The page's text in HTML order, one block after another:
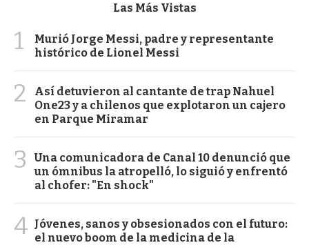
Las Más Vistas
1
Murió Jorge Messi, padre y representante
histórico de Lionel Messi
2
Así detuvieron al cantante de trap Nahuel
One23 y a chilenos que explotaron un cajero
en Parque Miramar
3
Una comunicadora de Canal 10 denunció que
un ómnibus la atropelló, lo siguió y enfrentó
al chofer: "En shock"
4 Jóvenes, sanos y obsesionados con el futuro:
el nuevo boom de la medicina de la